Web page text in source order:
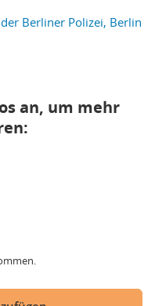
Berliner Polizei, Berlin
an, um mehr